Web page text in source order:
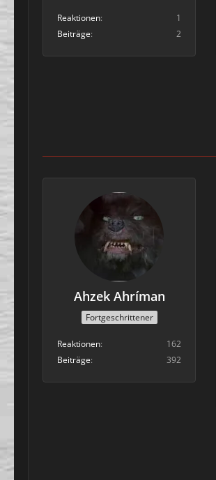
Reaktionen
1
Beiträge
2
Ahzek Ahríman
Fortgeschrittener
Reaktionen
162
Beiträge
392